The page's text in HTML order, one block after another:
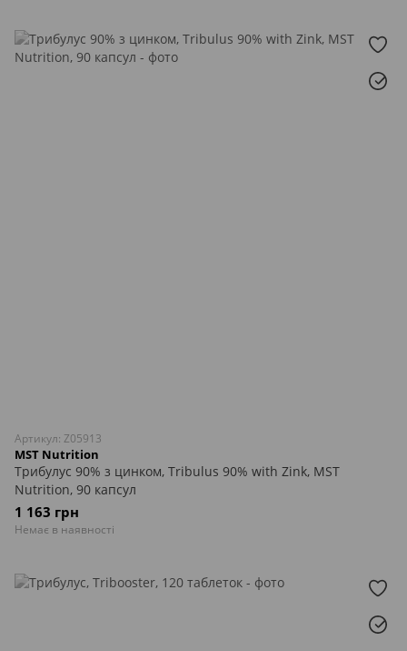
Артикул: Z05913
MST Nutrition
Трибулус 90% з цинком, Tribulus 90% with Zink, MST
Nutrition, 90 капсул
1 163 грн
Немає в наявності